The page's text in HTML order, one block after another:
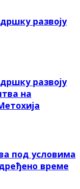
развоју
развоју
на
под условима
време